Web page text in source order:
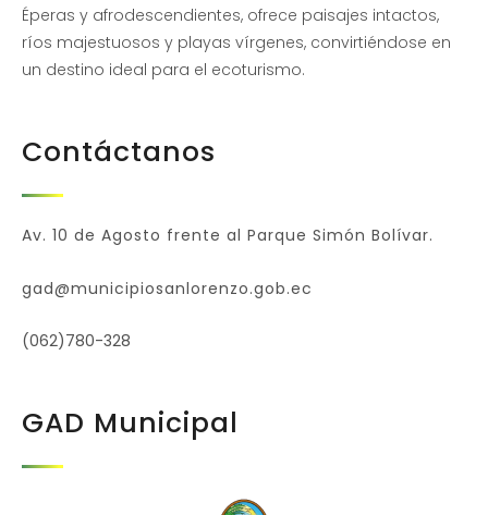
Éperas y afrodescendientes, ofrece paisajes intactos,
ríos majestuosos y playas vírgenes, convirtiéndose en
un destino ideal para el ecoturismo.
Contáctanos
Av. 10 de Agosto frente al Parque Simón Bolívar.
gad@municipiosanlorenzo.gob.ec
(062)780-328
GAD Municipal